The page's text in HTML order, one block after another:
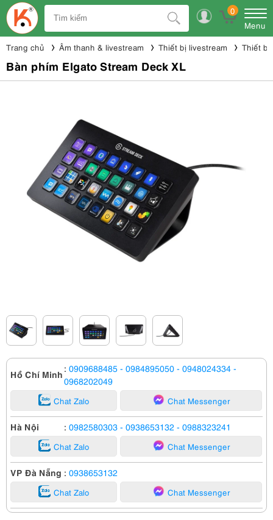
0
Menu
Trang chủ Âm thanh & livestream Thiết bị livestream Thiết bị
Bàn phím Elgato Stream Deck XL
Hồ Chí Minh : 0909688485 - 0984895050 - 0948024334 -
0968202049
Chat Zalo Chat Messenger
Hà Nội : 0982580303 - 0938653132 - 0988323241
Chat Zalo Chat Messenger
VP Đà Nẵng : 0938653132
Chat Zalo Chat Messenger